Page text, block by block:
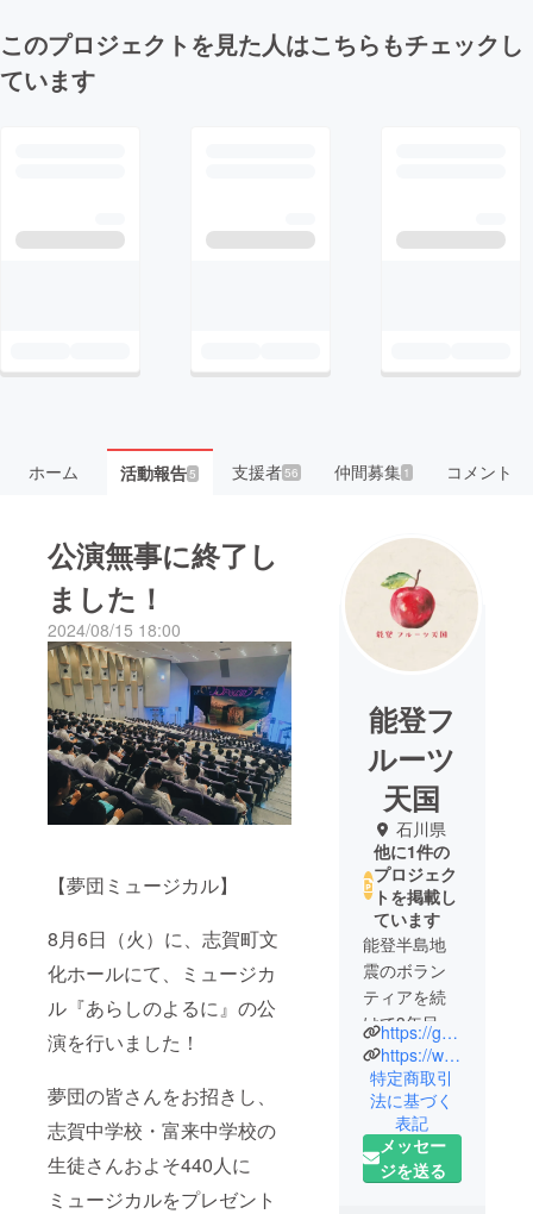
このプロジェクトを見た人はこちらもチェックし
ています
ホーム 活動報告5 支援者56 仲間募集 1 コメント
公演無事に終了し
ました！
2024/08/15 18:00
【夢団ミュージカル】
8月6日（火）に、志賀町文
化ホールにて、ミュージカ
ル『あらしのよるに』の公
演を行いました！
夢団の皆さんをお招きし、
志賀中学校・富来中学校の
生徒さんおよそ440人に
ミュージカルをプレゼント
能登フ
ルーツ
天国
石川県
他に1件の
プロジェク
トを掲載し
ています
能登半島地
震のボラン
ティアを続
けて3年目。
地域の果樹
園を再生さ
せるプロ
ジェクトを
始めまし
た。
https://garden-of-grace.com/
https://www.instagram.com/fruit_heaven2026/
特定商取引
法に基づく
表記
メッセー
ジを送る